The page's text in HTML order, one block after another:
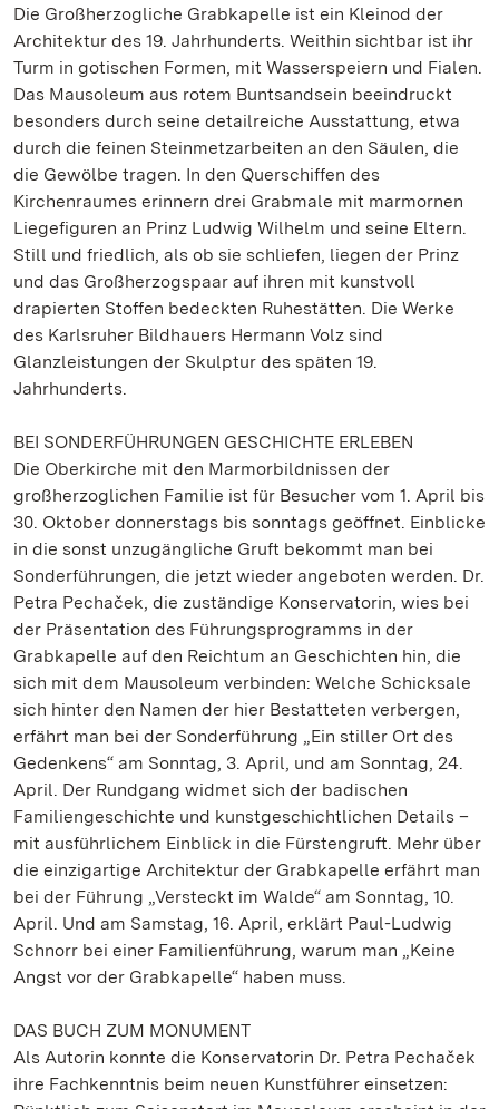
Die Großherzogliche Grabkapelle ist ein Kleinod der
Architektur des 19. Jahrhunderts. Weithin sichtbar ist ihr
Turm in gotischen Formen, mit Wasserspeiern und Fialen.
Das Mausoleum aus rotem Buntsandsein beeindruckt
besonders durch seine detailreiche Ausstattung, etwa
durch die feinen Steinmetzarbeiten an den Säulen, die
die Gewölbe tragen. In den Querschiffen des
Kirchenraumes erinnern drei Grabmale mit marmornen
Liegefiguren an Prinz Ludwig Wilhelm und seine Eltern.
Still und friedlich, als ob sie schliefen, liegen der Prinz
und das Großherzogspaar auf ihren mit kunstvoll
drapierten Stoffen bedeckten Ruhestätten. Die Werke
des Karlsruher Bildhauers Hermann Volz sind
Glanzleistungen der Skulptur des späten 19.
Jahrhunderts.
BEI SONDERFÜHRUNGEN GESCHICHTE ERLEBEN
Die Oberkirche mit den Marmorbildnissen der
großherzoglichen Familie ist für Besucher vom 1. April bis
30. Oktober donnerstags bis sonntags geöffnet. Einblicke
in die sonst unzugängliche Gruft bekommt man bei
Sonderführungen, die jetzt wieder angeboten werden. Dr.
Petra Pechaček, die zuständige Konservatorin, wies bei
der Präsentation des Führungsprogramms in der
Grabkapelle auf den Reichtum an Geschichten hin, die
sich mit dem Mausoleum verbinden: Welche Schicksale
sich hinter den Namen der hier Bestatteten verbergen,
erfährt man bei der Sonderführung „Ein stiller Ort des
Gedenkens“ am Sonntag, 3. April, und am Sonntag, 24.
April. Der Rundgang widmet sich der badischen
Familiengeschichte und kunstgeschichtlichen Details –
mit ausführlichem Einblick in die Fürstengruft. Mehr über
die einzigartige Architektur der Grabkapelle erfährt man
bei der Führung „Versteckt im Walde“ am Sonntag, 10.
April. Und am Samstag, 16. April, erklärt Paul-Ludwig
Schnorr bei einer Familienführung, warum man „Keine
Angst vor der Grabkapelle“ haben muss.
DAS BUCH ZUM MONUMENT
Als Autorin konnte die Konservatorin Dr. Petra Pechaček
ihre Fachkenntnis beim neuen Kunstführer einsetzen: